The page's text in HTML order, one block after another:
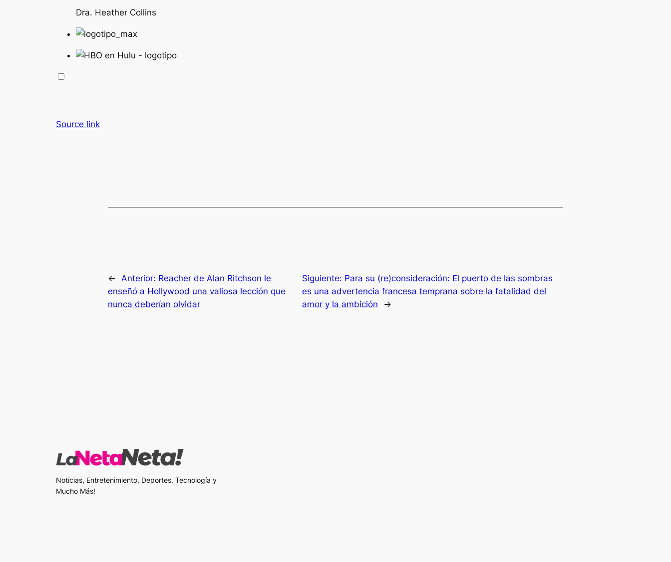
Dra. Heather Collins
Source link
← Anterior: Reacher de Alan Ritchson le
enseñó a Hollywood una valiosa lección que
nunca deberían olvidar
Siguiente: Para su (re)consideración: El puerto de las sombras
es una advertencia francesa temprana sobre la fatalidad del
amor y la ambición
→
Noticias, Entretenimiento, Deportes, Tecnología y
Mucho Más!